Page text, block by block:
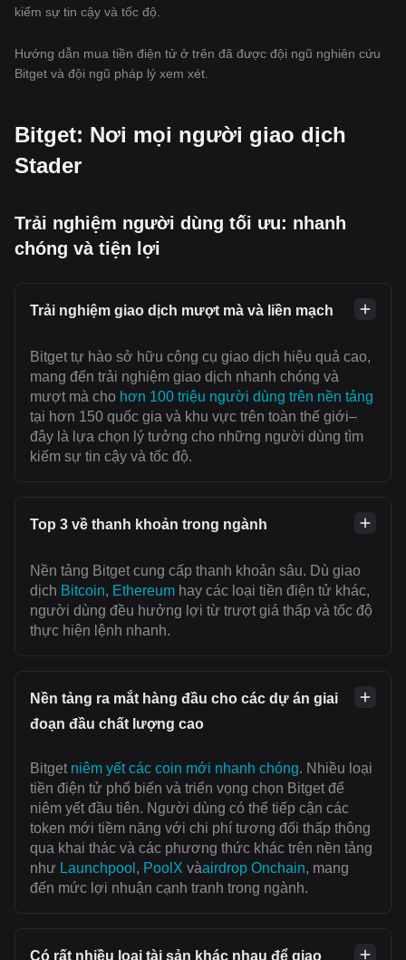
kiếm sự tin cậy và tốc độ.
Hướng dẫn mua tiền điện tử ở trên đã được đội ngũ nghiên cứu
Bitget và đội ngũ pháp lý xem xét.
Bitget: Nơi mọi người giao dịch
Stader
Trải nghiệm người dùng tối ưu: nhanh
chóng và tiện lợi
Trải nghiệm giao dịch mượt mà và liền mạch
Bitget tự hào sở hữu công cụ giao dịch hiệu quả cao,
mang đến trải nghiệm giao dịch nhanh chóng và
mượt mà cho hơn 100 triệu người dùng trên nền tảng
tại hơn 150 quốc gia và khu vực trên toàn thế giới–
đây là lựa chọn lý tưởng cho những người dùng tìm
kiếm sự tin cậy và tốc độ.
Top 3 về thanh khoản trong ngành
Nền tảng Bitget cung cấp thanh khoản sâu. Dù giao
dịch Bitcoin, Ethereum hay các loại tiền điện tử khác,
người dùng đều hưởng lợi từ trượt giá thấp và tốc độ
thực hiện lệnh nhanh.
Nền tảng ra mắt hàng đầu cho các dự án giai
đoạn đầu chất lượng cao
Bitget niêm yết các coin mới nhanh chóng. Nhiều loại
tiền điện tử phổ biến và triển vọng chọn Bitget để
niêm yết đầu tiên. Người dùng có thể tiếp cận các
token mới tiềm năng với chi phí tương đối thấp thông
qua khai thác và các phương thức khác trên nền tảng
như Launchpool , PoolX vàairdrop Onchain, mang
đến mức lợi nhuận cạnh tranh trong ngành.
Có rất nhiều loại tài sản khác nhau để giao